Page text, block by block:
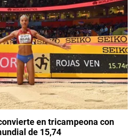
en tricampeona con
de 15,74